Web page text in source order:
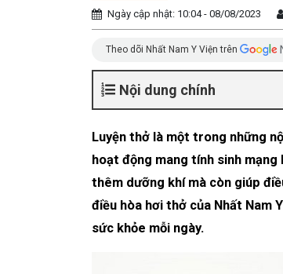
Ngày cập nhật: 10:04 - 08/08/2023
Theo dõi Nhất Nam Y Viện trên
Nội dung chính
Luyện thở là một trong những
hoạt động mang tính sinh
thêm dưỡng khí mà còn giúp
điều hòa hơi thở của Nhất Nam
sức khỏe mỗi ngày.